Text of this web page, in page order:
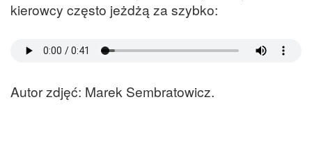
kierowcy często jeżdżą za szybko:
Autor zdjęć: Marek Sembratowicz.